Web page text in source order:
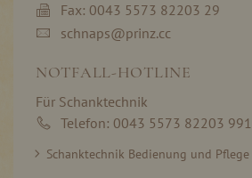
Fax: 0043 5573 82203 29
schnaps@prinz.cc
NOTFALL-HOTLINE
Für Schanktechnik
Telefon: 0043 5573 82203 991
Schanktechnik Bedienung und Pflege